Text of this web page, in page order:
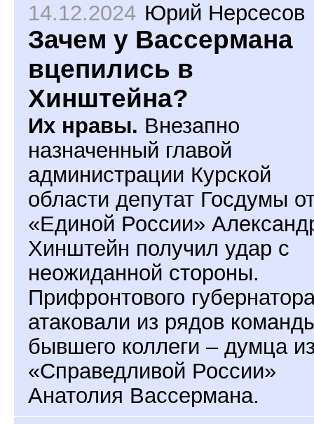
14.12.2024 Юрий Нерсесов
Зачем у Вассермана
вцепились в
Хинштейна?
Их нравы. Внезапно
назначенный главой
администрации Курской
области депутат Госдумы
«Единой России»
Хинштейн получил удар с
неожиданной стороны.
Прифронтового
атаковали из рядов
бывшего коллеги – думца
«Справедливой России»
Анатолия Вассермана.